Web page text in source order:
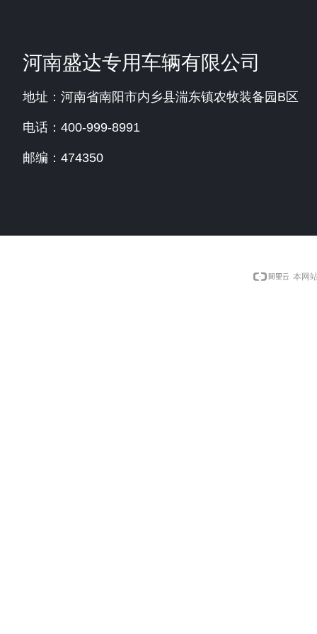
河南盛达专用车辆有限公司
地址：河南省南阳市内乡县湍东镇农牧装备园B区
电话：400-999-8991
邮编：474350
本网